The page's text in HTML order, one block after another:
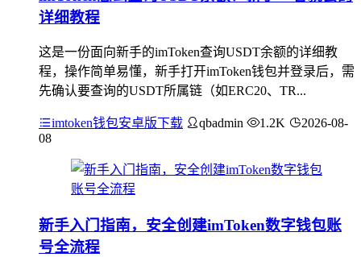
详细教程
这是一份面向新手的imToken查询USDT余额的详细教
程，操作简单易懂，新手打开imToken钱包并登录后，需
先确认要查询的USDT所属链（如ERC20、TR...
imtoken钱包安卓版下载 qbadmin 1.2K
2026-08-
08
新手入门指南，安全创建imToken数字钱包账
号全流程